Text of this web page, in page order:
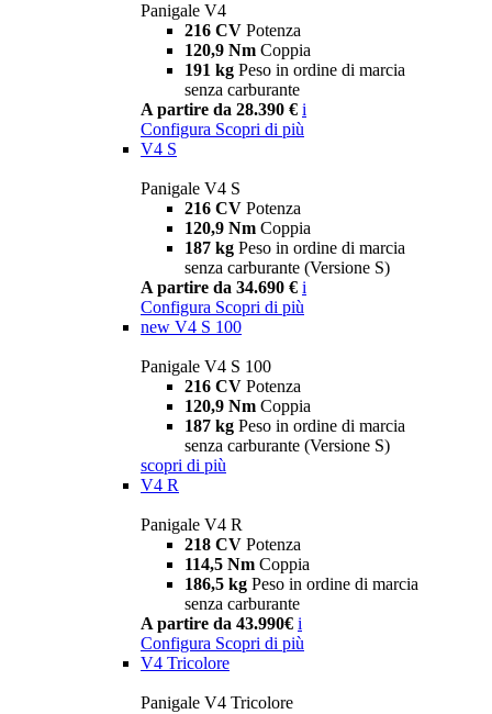
Panigale V4
216 CV Potenza
120,9 Nm Coppia
191 kg Peso in ordine di marcia
senza carburante
A partire da 28.390 € i
Configura Scopri di più
V4 S
Panigale V4 S
216 CV Potenza
120,9 Nm Coppia
187 kg Peso in ordine di marcia
senza carburante (Versione S)
A partire da 34.690 € i
Configura Scopri di più
new V4 S 100
Panigale V4 S 100
216 CV Potenza
120,9 Nm Coppia
187 kg Peso in ordine di marcia
senza carburante (Versione S)
scopri di più
V4 R
Panigale V4 R
218 CV Potenza
114,5 Nm Coppia
186,5 kg Peso in ordine di marcia
senza carburante
A partire da 43.990€ i
Configura Scopri di più
V4 Tricolore
Panigale V4 Tricolore